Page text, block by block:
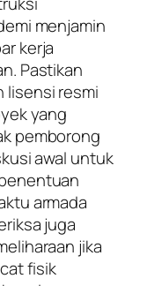
menjamin
kerja
Pastikan
lisensi resmi
yang
pemborong
awal untuk
armada
juga
jika
fisik